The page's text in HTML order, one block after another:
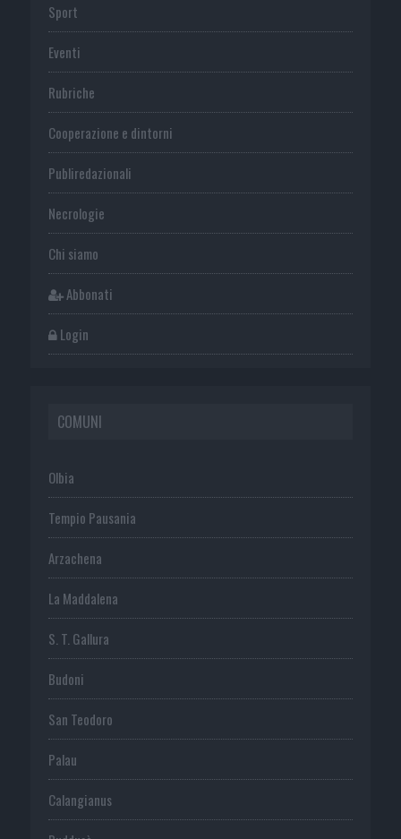
Sport
Eventi
Rubriche
Cooperazione e dintorni
Publiredazionali
Necrologie
Chi siamo
Abbonati
Login
COMUNI
Olbia
Tempio Pausania
Arzachena
La Maddalena
S. T. Gallura
Budoni
San Teodoro
Palau
Calangianus